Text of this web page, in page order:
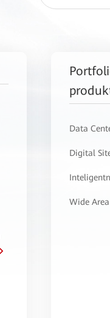
Data
Digital
Wide